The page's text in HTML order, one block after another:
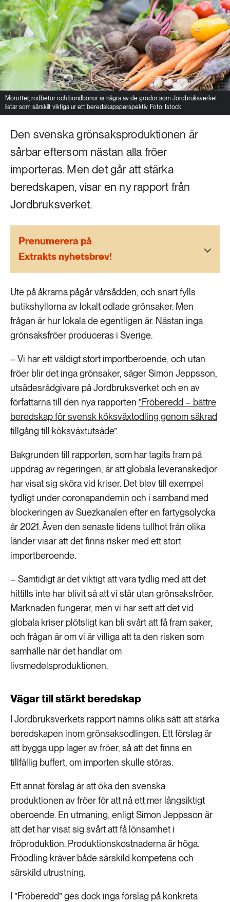
Mat & jordbruk
Skog
Social hållbarhet
Transport
252 ARTIKLAR
Landsbygd
939 ARTIKLAR
Livsstil & konsumtion
612 ARTIKLAR
Mat & jordbruk
262 ARTIKLAR
360 ARTIKLAR
Social hållbarhet
Transport
Morötter, rödbetor och bondbönor är några av de grödor som Jordbruksverket
listar som särskilt viktiga ur ett beredskapsperspektiv. Foto: Istock
Den svenska grönsaksproduktionen är
sårbar eftersom nästan alla fröer
importeras. Men det går att stärka
beredskapen, visar en ny rapport från
Jordbruksverket.
Prenumerera på
Extrakts nyhetsbrev!
Ute på åkrarna pågår vårsådden, och snart fylls
butikshyllorna av lokalt odlade grönsaker. Men
frågan är hur lokala de egentligen är. Nästan inga
grönsaksfröer produceras i Sverige.
– Vi har ett väldigt stort importberoende, och utan
fröer blir det inga grönsaker, säger Simon Jeppsson,
utsädesrådgivare på Jordbruksverket och en av
författarna till den nya rapporten ”Fröberedd – bättre
beredskap för svensk köksväxtodling genom säkrad
tillgång till köksväxtutsäde”.
Bakgrunden till rapporten, som har tagits fram på
uppdrag av regeringen, är att globala leveranskedjor
har visat sig sköra vid kriser. Det blev till exempel
tydligt under coronapandemin och i samband med
blockeringen av Suezkanalen efter en fartygsolycka
år 2021. Även den senaste tidens tullhot från olika
länder visar att det finns risker med ett stort
importberoende.
– Samtidigt är det viktigt att vara tydlig med att det
hittills inte har blivit så att vi står utan grönsaksfröer.
Marknaden fungerar, men vi har sett att det vid
globala kriser plötsligt kan bli svårt att få fram saker,
och frågan är om vi är villiga att ta den risken som
samhälle när det handlar om
livsmedelsproduktionen.
Vägar till stärkt beredskap
I Jordbruksverkets rapport nämns olika sätt att stärka
beredskapen inom grönsaksodlingen. Ett förslag är
att bygga upp lager av fröer, så att det finns en
tillfällig buffert, om importen skulle störas.
Ett annat förslag är att öka den svenska
produktionen av fröer för att nå ett mer långsiktigt
oberoende. En utmaning, enligt Simon Jeppsson är
att det har visat sig svårt att få lönsamhet i
fröproduktion. Produktionskostnaderna är höga.
Fröodling kräver både särskild kompetens och
särskild utrustning.
I ”Fröberedd” ges dock inga förslag på konkreta